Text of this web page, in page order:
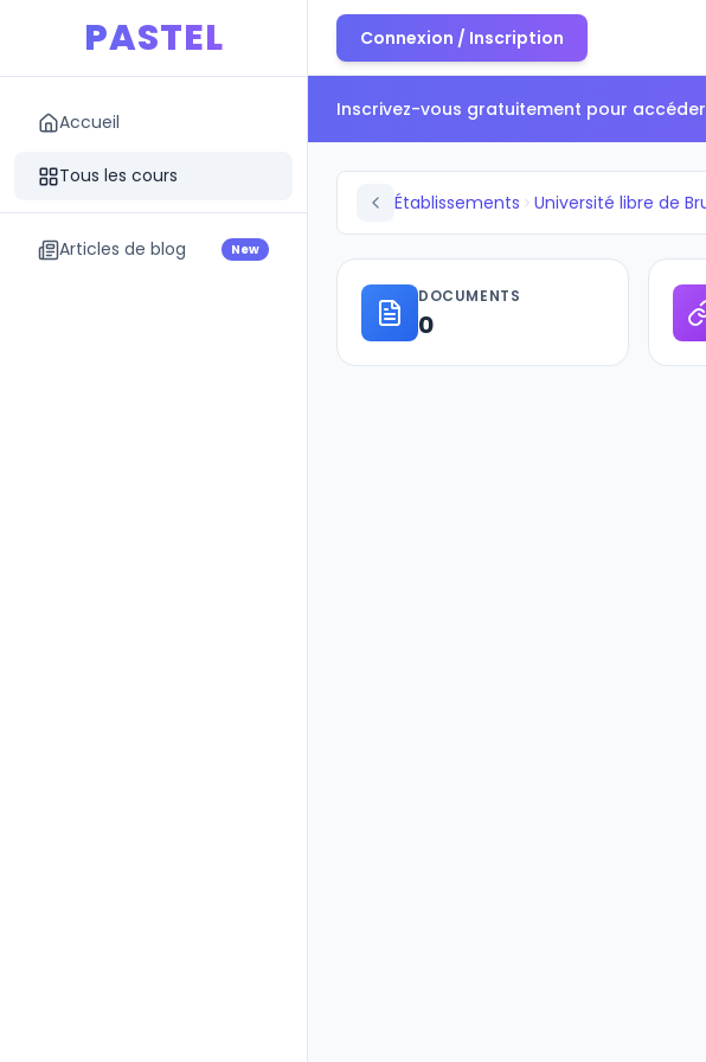
PASTEL
Accueil
Tous les cours
Articles de blog New
Connexion / Inscription
Inscrivez-vous gratuitement pour
Établissements Université libre de
DOCUMENTS
0